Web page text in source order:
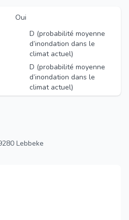
Oui
D (probabilité moyenne
d’inondation dans le
climat actuel)
D (probabilité moyenne
d’inondation dans le
climat actuel)
Lebbeke